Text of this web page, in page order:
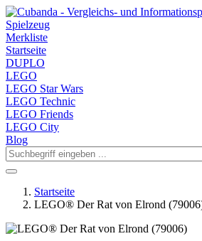
Merkliste
Startseite
DUPLO
LEGO
LEGO Star Wars
LEGO Technic
LEGO Friends
LEGO City
Blog
Startseite
LEGO® Der Rat von Elrond